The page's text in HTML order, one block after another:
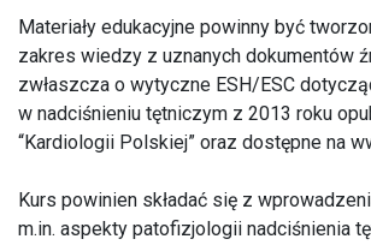
Materiały edukacyjne powinny być
zakres wiedzy z uznanych dokumentów
zwłaszcza o wytyczne ESH/ESC
w nadciśnieniu tętniczym z 2013 roku
“Kardiologii Polskiej” oraz dostępne na
Kurs powinien składać się z
m.in. aspekty patofizjologii nadciśnienia